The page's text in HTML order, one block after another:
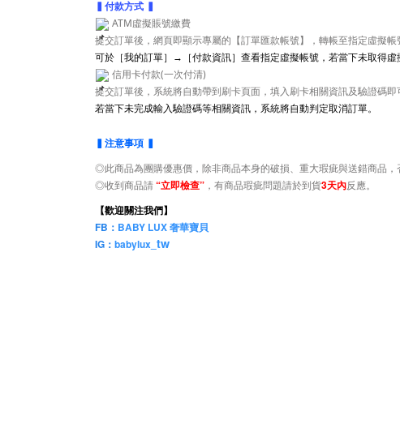
▍付款方式 ▍
ATM虛擬賬號繳費
提交訂單後，網頁即顯示專屬的【訂單匯款帳號】，轉帳至指定虛擬
可於［我的訂單］→［付款資訊］查看指定虛擬帳號，若當下未取得虛
信用卡付款(一次付清)
提交訂單後，系統將自動帶到刷卡頁面，填入刷卡相關資訊及驗證碼
若當下未完成輸入驗證碼等相關資訊，系統將自動判定取消訂單。
▍注意事項 ▍
◎此商品為團購優惠價，除非商品本身的破損、重大瑕疵與送錯商品，
◎收到商品請“立即檢查” ，有商品瑕疵問題請於到貨3天內反應。
【歡迎關注我們】
FB： BABY LUX 奢華寶貝
IG： babylux_ tw